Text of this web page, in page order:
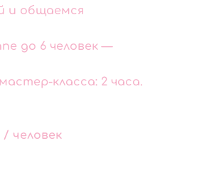
и общаемся
до 6 человек —
класса: 2 часа.
человек